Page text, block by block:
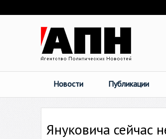
Новости Публикации
Януковича сейчас